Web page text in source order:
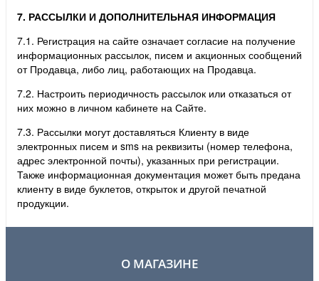
7. РАССЫЛКИ И ДОПОЛНИТЕЛЬНАЯ ИНФОРМАЦИЯ
7.1. Регистрация на сайте означает согласие на получение
информационных рассылок, писем и акционных сообщений
от Продавца, либо лиц, работающих на Продавца.
7.2. Настроить периодичность рассылок или отказаться от
них можно в личном кабинете на Сайте.
7.3. Рассылки могут доставляться Клиенту в виде
электронных писем и sms на реквизиты (номер телефона,
адрес электронной почты), указанных при регистрации.
Также информационная документация может быть предана
клиенту в виде буклетов, открыток и другой печатной
продукции.
О МАГАЗИНЕ